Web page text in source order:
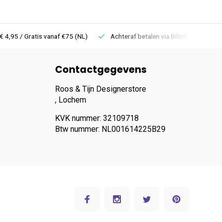
vanaf €75 (NL) Achteraf betalen via Billink
Contactgegevens
Roos & Tijn Designerstore
, Lochem
KVK nummer: 32109718
Btw nummer: NL001614225B29